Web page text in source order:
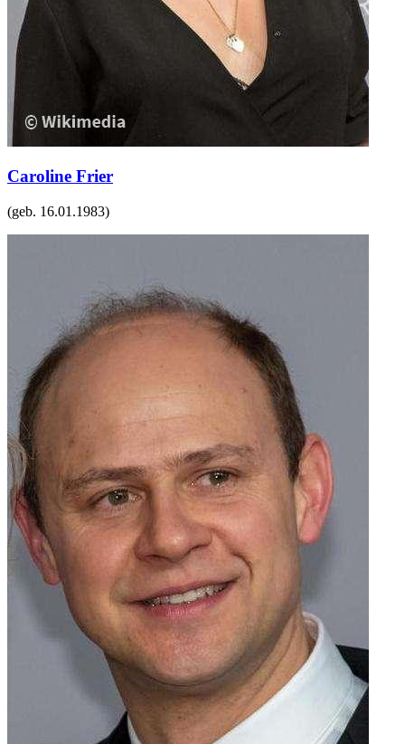
Caroline Frier
(geb. 16.01.1983)